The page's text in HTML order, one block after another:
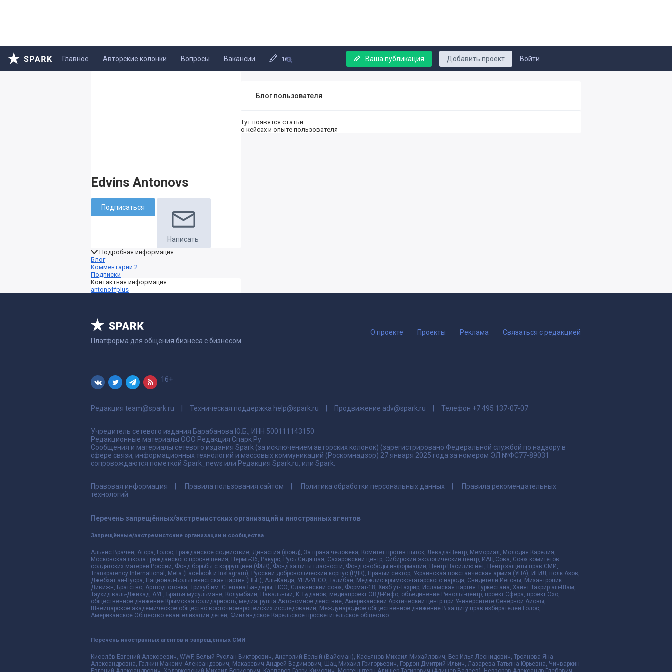
Войти
Добавить проект
Главное Авторские колонки Вопросы Вакансии Ваша публикация
16+
Edvins Antonovs
Подписаться
Написать
Подробная информация
Блог
Комментарии 2
Подписки
Контактная информация
antonoffplus
Блог пользователя
Тут появятся статьи
о кейсах и опыте пользователя
Платформа для общения бизнеса с бизнесом
О проекте Проекты Реклама Связаться с редакцией
16+
Редакция team@spark.ru Техническая поддержка help@spark.ru Продвижение adv@spark.ru Телефон +7 495 137-07-07
Учредитель сетевого издания Барабанова.Ю.Б., ИНН 500111143150
Редакционные материалы ООО Редакция Спарк Ру
Сообщения и материалы сетевого издания Spark (за исключением авторских колонок) (зарегистрировано Федеральной службой по надзору в
сфере связи, информационных технологий и массовых коммуникаций (Роскомнадзор) 27 января 2025 года за номером ЭЛ №ФС77-89031
сопровождаются пометкой Spark_news или Редакция Spark.ru, или Spark.
Правовая информация Правила пользования сайтом Политика обработки персональных данных
Правила рекомендательных
технологий
Перечень запрещённых/экстремистских организаций и иностранных агентов
Запрещённые/экстремистские организации и сообщества
Альянс Врачей, Агора, Голос, Гражданское содействие, Династия (фонд), За права человека, Комитет против пыток, Левада-Центр, Мемориал, Молодая Карелия,
Московская школа гражданского просвещения, Пермь-36, Ракурс, Русь Сидящая, Сахаровский центр, Сибирский экологический центр, ИАЦ Сова, Союз комитетов
солдатских матерей России, Фонд борьбы с коррупцией (ФБК), Фонд защиты гласности, Фонд свободы информации, Центр Насилию.нет, Центр защиты прав СМИ,
Transparency International, Meta (Facebook и Instagram), Русский добровольческий корпус (РДК), Правый сектор, Украинская повстанческая армия (УПА), ИГИЛ, полк Азов,
Джебхат ан-Нусра, Национал-Большевистская партия (НБП), Аль-Каида, УНА-УНСО, Талибан, Меджлис крымско-татарского народа, Свидетели Иеговы, Мизантропик
Дивижн, Братство, Артподготовка, Тризуб им. Степана Бандеры, НСО, Славянский союз, Формат-18, Хизб ут-Тахрир, Исламская партия Туркестана, Хайят Тахрир аш-Шам,
Таухид валь-Джихад, АУЕ, Братья мусульмане, Колумбайн, Навальный, К. Буданов, медиапроект ОВД-Инфо, объединение Револьт-центр, проект Сфера, проект Эхо,
общественное движение Крымская солидарность, медиагруппа Автономное действие, Американский Арктический центр при Университете Северной Айовы,
Швейцарское академическое общество восточноевропейских исследований, Международное общественное движение В защиту прав избирателей Голос,
Американское Общество евангелизации детей, Финляндское Карельское просветительское общество.
Перечень иностранных агентов и запрещённых СМИ
Киселёв Евгений Алекссевич, WWF, Белый Руслан Викторович, Анатолий Белый (Вайсман), Касьянов Михаил Михайлович, Бер Илья Леонидович, Троянова Яна
Александровна, Галкин Максим Александрович, Макаревич Андрей Вадимович, Шац Михаил Григорьевич, Гордон Дмитрий Ильич, Лазарева Татьяна Юрьевна, Чичваркин